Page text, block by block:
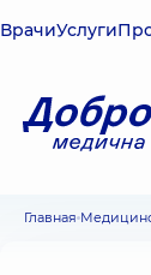
ВрачиУслуги
Главная